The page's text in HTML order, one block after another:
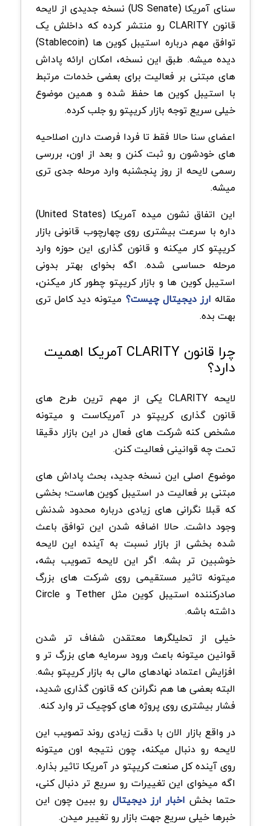
سنای آمریکا (US Senate) نسخه جدیدی از لایحه
قانون CLARITY رو منتشر کرده که داخلش یک
توافق مهم درباره استیبل کوین ها (Stablecoin)
دیده میشه. طبق این نسخه، امکان ارائه پاداش
های مبتنی بر فعالیت برای بعضی خدمات مرتبط
با استیبل کوین ها حفظ شده و همین موضوع
خیلی سریع توجه بازار کریپتو رو جلب کرده.
اعضای سنا حالا فقط تا فردا فرصت دارن اصلاحیه
های خودشون رو ثبت کنن و بعد از اون، بررسی
رسمی لایحه از روز پنجشنبه وارد مرحله جدی تری
میشه.
این اتفاق نشون میده آمریکا (United States)
داره با سرعت بیشتری روی چهارچوب قانونی بازار
کریپتو کار میکنه و قانون گذاری این حوزه وارد
مرحله حساسی شده. اگه بخوای بهتر بدونی
استیبل کوین ها و بازار کریپتو چطور کار میکنن،
مقاله ارز دیجیتال چیست؟ میتونه دید کامل تری
بهت بده.
چرا قانون CLARITY آمریکا اهمیت
دارد؟
لایحه CLARITY یکی از مهم ترین طرح های
قانون گذاری کریپتو در آمریکاست و میتونه
مشخص کنه شرکت های فعال در این بازار دقیقا
تحت چه قوانینی فعالیت کنن.
موضوع اصلی این نسخه جدید، بحث پاداش های
مبتنی بر فعالیت در استیبل کوین هاست؛ بخشی
که قبلا نگرانی های زیادی درباره محدود شدنش
وجود داشت. حالا اضافه شدن این توافق باعث
شده بخشی از بازار نسبت به آینده این لایحه
خوشبین تر بشه. اگر این لایحه تصویب بشه،
میتونه تاثیر مستقیمی روی شرکت های بزرگ
صادرکننده استیبل کوین مثل Tether و Circle
داشته باشه.
خیلی از تحلیلگرها معتقدن شفاف تر شدن
قوانین میتونه باعث ورود سرمایه های بزرگ تر و
افزایش اعتماد نهادهای مالی به بازار کریپتو بشه.
البته بعضی ها هم نگرانن که قانون گذاری شدید،
فشار بیشتری روی پروژه های کوچیک تر وارد کنه.
در واقع بازار الان با دقت زیادی روند تصویب این
لایحه رو دنبال میکنه، چون نتیجه اون میتونه
روی آینده کل صنعت کریپتو در آمریکا تاثیر بذاره.
اگه میخوای این تغییرات رو سریع تر دنبال کنی،
حتما بخش اخبار ارز دیجیتال رو ببین چون این
خبرها خیلی سریع جهت بازار رو تغییر میدن.